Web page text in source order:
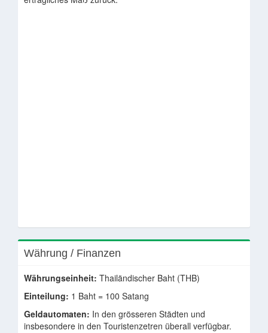
Währung / Finanzen
Währungseinheit: Thailändischer Baht (THB)
Einteilung: 1 Baht = 100 Satang
Geldautomaten: In den grösseren Städten und
insbesondere in den Touristenzetren überall verfügbar.